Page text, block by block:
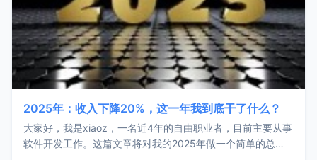
2025年：收入下降20%，这一年我到底干了什么？
大家好，我是xiaoz，一名近4年的自由职业者，目前主要从事
软件开发工作。这篇文章将对我的2025年做一个简单的总